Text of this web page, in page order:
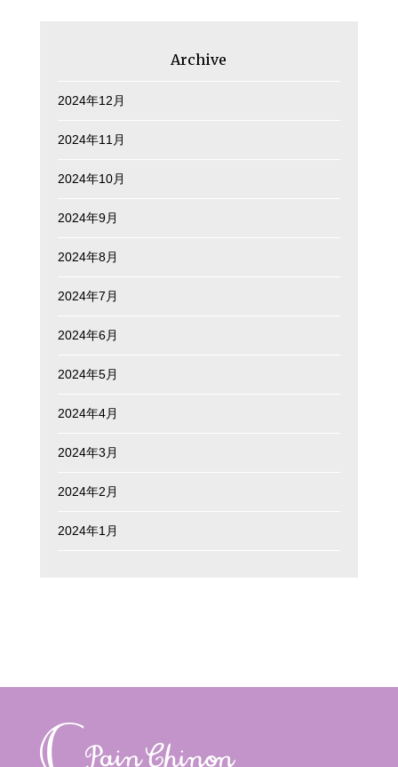
Archive
2024年12月
2024年11月
2024年10月
2024年9月
2024年8月
2024年7月
2024年6月
2024年5月
2024年4月
2024年3月
2024年2月
2024年1月